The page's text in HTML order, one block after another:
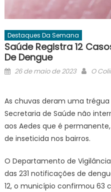
Destaques Da Semana
Saúde Registra 12
De Dengue
Posted
26 de maio de 2023 O
As chuvas deram uma
Secretaria de Saúde não
aos Aedes que é
de inseticida nos bairros.
O Departamento de
das 231 notificações de
12, o município confirmou 63